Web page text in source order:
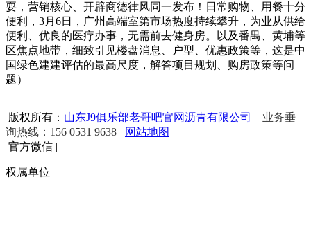
耍，营销核心、开辟商德律风同一发布！日常购物、用餐十分
便利，3月6日，广州高端室第市场热度持续攀升，为业从供给
便利、优良的医疗办事，无需前去健身房。以及番禺、黄埔等
区焦点地带，细致引见楼盘消息、户型、优惠政策等，这是中
国绿色建建评估的最高尺度，解答项目规划、购房政策等问
题）
版权所有： 山东J9俱乐部老哥吧官网沥青有限公司
业务垂
询热线：156 0531 9638
网站地图
官方微信 |
权属单位